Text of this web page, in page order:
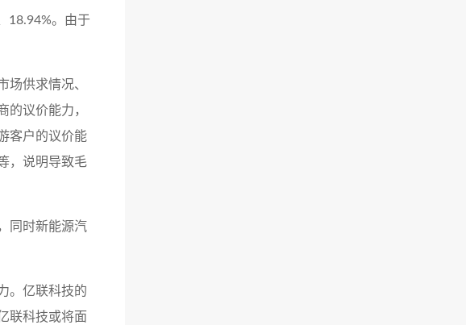
18.94%。由于
场供求情况、
的议价能力，
客户的议价能
，说明导致毛
同时新能源汽
。亿联科技的
联科技或将面